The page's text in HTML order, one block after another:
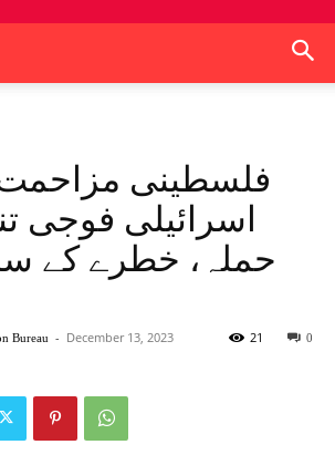
فلسطینی مزاحمت
اسرائیلی فوجی
حملہ، خطرے کے
Bureau - December 13, 2023 0
21